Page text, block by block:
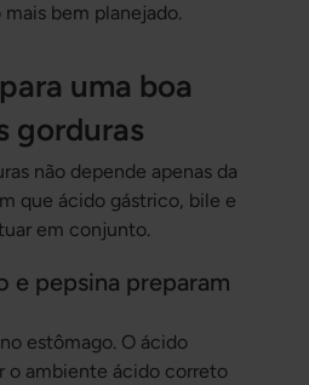
bem planejado.
uma boa
gorduras
não depende apenas da
que ácido gástrico, bile e
em conjunto.
e pepsina preparam
estômago. O ácido
o ambiente ácido correto